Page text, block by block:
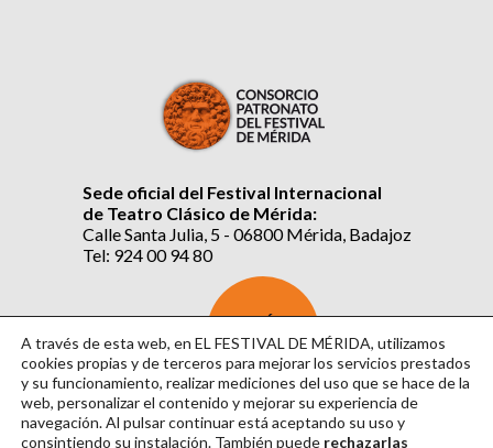
Sede oficial del Festival Internacional
de Teatro Clásico de Mérida:
Calle Santa Julia, 5 - 06800 Mérida, Badajoz
Tel: 924 00 94 80
SUSCRÍBETE
AL BOLETÍN
A través de esta web, en EL FESTIVAL DE MÉRIDA, utilizamos
cookies propias y de terceros para mejorar los servicios prestados
y su funcionamiento, realizar mediciones del uso que se hace de la
web, personalizar el contenido y mejorar su experiencia de
navegación. Al pulsar continuarestá aceptando su uso y
consintiendo su instalación. También puede rechazarlas